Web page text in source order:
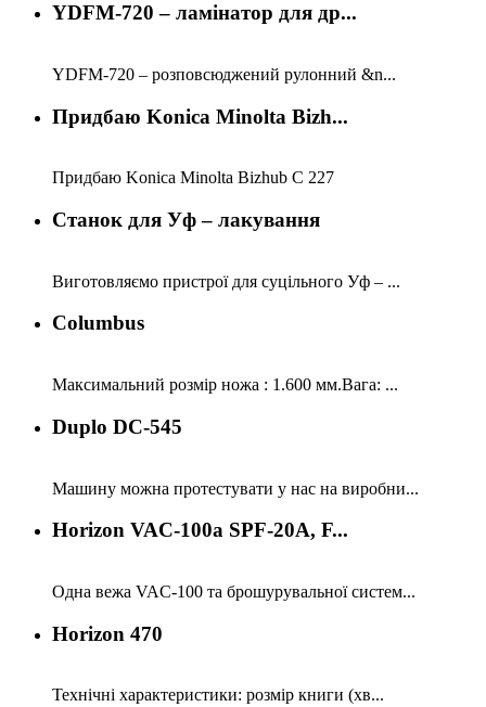
YDFM-720 – ламінатор для др...
YDFM-720 – розповсюджений рулонний &n...
Придбаю Konica Minolta Bizh...
Придбаю Konica Minolta Bizhub C 227
Станок для Уф – лакування
Виготовляємо пристрої для суцільного Уф – ...
Columbus
Максимальний розмір ножа : 1.600 мм.Вага: ...
Duplo DC-545
Машину можна протестувати у нас на виробни...
Horizon VAC-100a SPF-20А, F...
Одна вежа VAC-100 та брошурувальної систем...
Horizon 470
Технічні характеристики: розмір книги (хв...